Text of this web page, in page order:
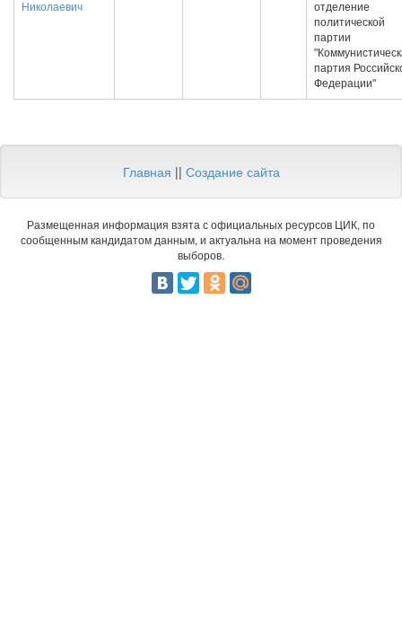
Николаевич
отделение
политической
партии
партия
Федерации"
Главная || Создание сайта
Размещенная информация взята с официальных ресурсов ЦИК, по
сообщенным кандидатом данным, и актуальна на момент проведения
выборов.